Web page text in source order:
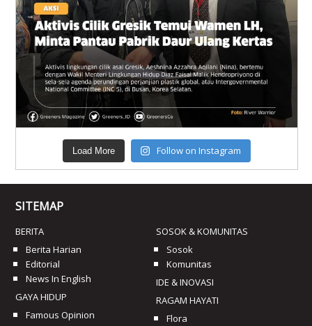
Load More Follow on Instagram
SITEMAP
BERITA
Berita Harian
Editorial
News In English
GAYA HIDUP
Famous Opinion
SOSOK & KOMUNITAS
Sosok
Komunitas
IDE & INOVASI
RAGAM HAYATI
Flora